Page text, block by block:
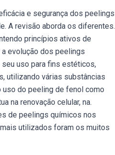
e segurança dos peelings
A revisão aborda os diferentes.
princípios ativos de
evolução dos peelings
uso para fins estéticos,
utilizando várias substâncias
do peeling de fenol como
na renovação celular, na.
de peelings químicos nos
utilizados foram os muitos